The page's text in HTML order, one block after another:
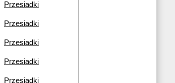
Przesiadki
Przesiadki
Przesiadki
Przesiadki
Przesiadki